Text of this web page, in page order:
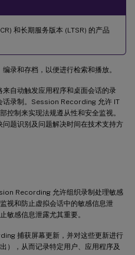
和长期服务版本 (LTSR) 的产品
录和存档，以便进行检索和播放。
自动触发应用程序和桌面会话的录
录制。Session Recording 允许 IT
控制来实现法规遵从性和安全监视。
题识别及问题解决时间在技术支持方
Recording 允许组织录制处理敏感
视和防止虚拟会话中的敏感信息泄
敏感信息泄露尤其重要。
捕获屏幕更新，并对这些更新进行
），从而记录特定用户、应用程序及